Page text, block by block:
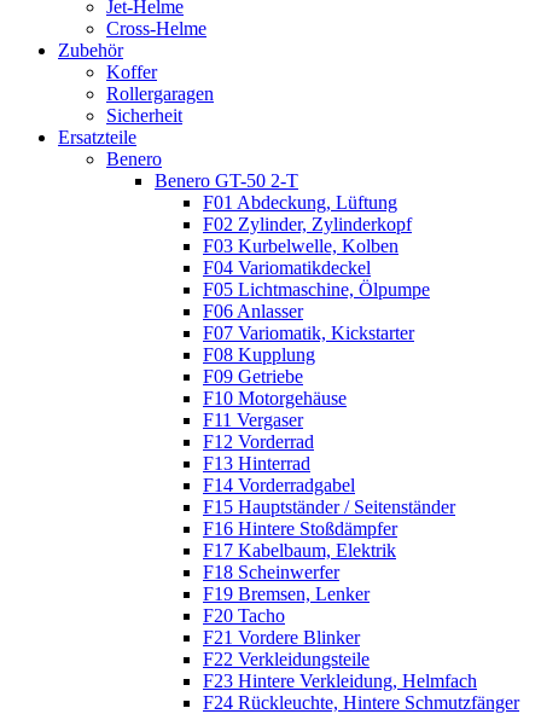
Jet-Helme
Cross-Helme
Zubehör
Koffer
Rollergaragen
Sicherheit
Ersatzteile
Benero
Benero GT-50 2-T
F01 Abdeckung, Lüftung
F02 Zylinder, Zylinderkopf
F03 Kurbelwelle, Kolben
F04 Variomatikdeckel
F05 Lichtmaschine, Ölpumpe
F06 Anlasser
F07 Variomatik, Kickstarter
F08 Kupplung
F09 Getriebe
F10 Motorgehäuse
F11 Vergaser
F12 Vorderrad
F13 Hinterrad
F14 Vorderradgabel
F15 Hauptständer / Seitenständer
F16 Hintere Stoßdämpfer
F17 Kabelbaum, Elektrik
F18 Scheinwerfer
F19 Bremsen, Lenker
F20 Tacho
F21 Vordere Blinker
F22 Verkleidungsteile
F23 Hintere Verkleidung, Helmfach
F24 Rückleuchte, Hintere Schmutzfänger